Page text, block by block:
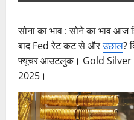
सोना का भाव : सोने का भाव आज
बाद Fed रेट कट से औरउछाल?
फ्यूचर आउटलुक। Gold Silver
2025।